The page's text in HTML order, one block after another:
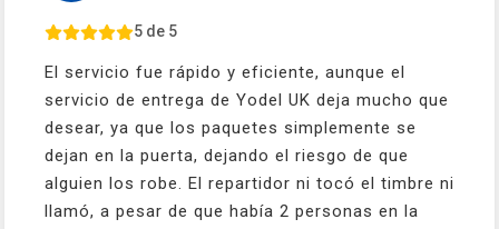
5 de 5
El servicio fue rápido y eficiente, aunque el
servicio de entrega de Yodel UK deja mucho que
desear, ya que los paquetes simplemente se
dejan en la puerta, dejando el riesgo de que
alguien los robe. El repartidor ni tocó el timbre ni
llamó, a pesar de que había 2 personas en la